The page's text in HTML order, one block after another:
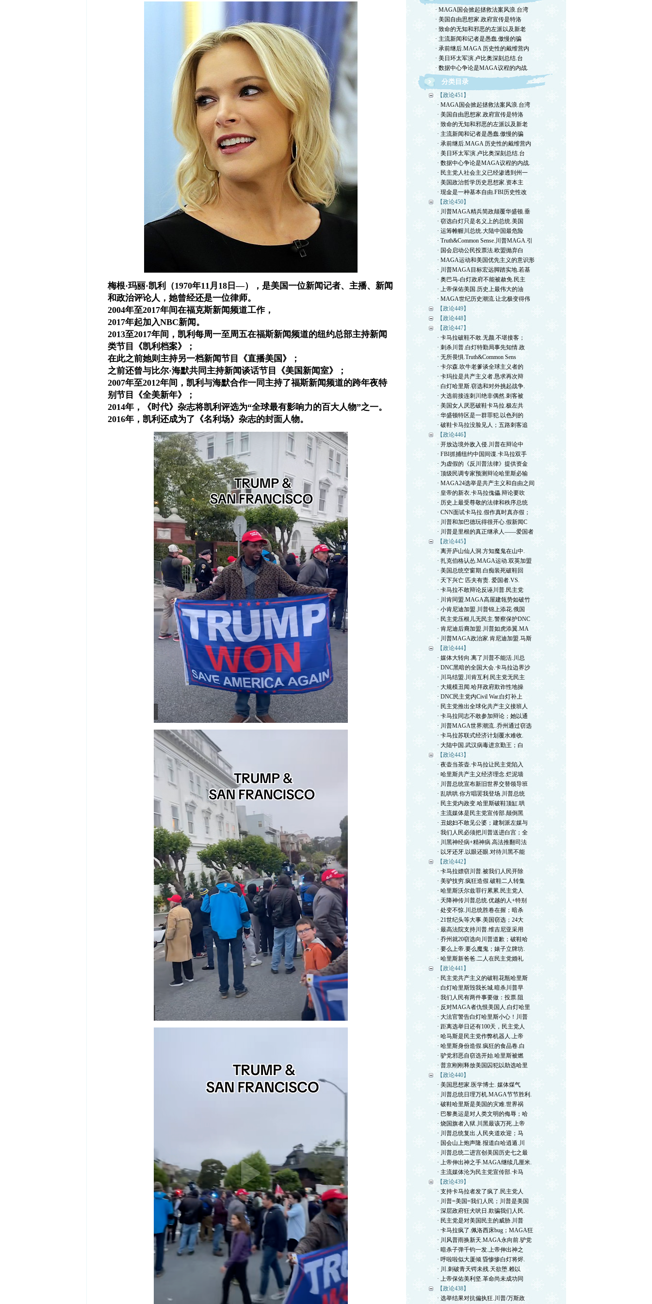
梅根·玛丽·凯利（1970年11月18日—），是美国一位新闻记者、主播、新闻
和政治评论人，她曾经还是一位律师。
2004年至2017年间在福克斯新闻频道工作，
2017年起加入NBC新闻。
2013至2017年间，凯利每周一至周五在福斯新闻频道的纽约总部主持新闻
类节目《凯利档案》；
在此之前她则主持另一档新闻节目《直播美国》；
之前还曾与比尔·海默共同主持新闻谈话节目《美国新闻室》；
2007年至2012年间，凯利与海默合作一同主持了福斯新闻频道的跨年夜特
别节目《全美新年》；
2014年，《时代》杂志将凯利评选为“全球最有影响力的百大人物”之一。
2016年，凯利还成为了《名利场》杂志的封面人物。
· MAGA国会掀起拯救法案风浪.台湾
· 美国自由思想家.政府宣传是特洛
· 致命的无知和邪恶的左派以及新老
· 主流新闻和记者是愚蠢.傲慢的骗
· 承前继后.MAGA 历史性的戴维营内
· 美日环太军演.卢比奥深刻总结.台
· 数据中心争论是MAGA议程的内战.
分类目录
【政论451】
· MAGA国会掀起拯救法案风浪.台湾
· 美国自由思想家.政府宣传是特洛
· 致命的无知和邪恶的左派以及新老
· 主流新闻和记者是愚蠢.傲慢的骗
· 承前继后.MAGA 历史性的戴维营内
· 美日环太军演.卢比奥深刻总结.台
· 数据中心争论是MAGA议程的内战.
· 民主党人社会主义已经渗透到州一
· 美国政治哲学历史思想家.资本主
· 现金是一种基本自由.FBI历史性改
【政论450】
· 川普MAGA精兵简政颠覆华盛顿.垂
· 窃选白灯只是名义上的总统.美国
· 运筹帷幄川总统.大陆中国最危险
· Truth&Common Sense.川普MAGA.引
· 国会启动公民投票法.欧盟抛弃白
· MAGA运动和美国优先主义的意识形
· 川普MAGA目标宏远脚踏实地.若基
· 奥巴马-白灯政府不能被赦免.民主
· 上帝保佑美国.历史上最伟大的油
· MAGA世纪历史潮流.让北极变得伟
【政论449】
【政论448】
【政论447】
· 卡马拉破鞋不敢.无颜.不堪接客；
· 刺杀川普.白灯特勤局事先知情.政
· 无所畏惧.Truth&Common Sens
· 卡尔森.吹牛老爹谈全球主义者的
· 卡玛拉是共产主义者.恳求再次辩
· 白灯哈里斯.窃选和对外挑起战争.
· 大选前接连刺川绝非偶然.刺客被
· 美国女人厌恶破鞋卡马拉.极左共
· 华盛顿特区是一群罪犯.以色列的
· 破鞋卡马拉没脸见人；五路刺客追
【政论446】
· 开放边境外敌入侵.川普在辩论中
· FBI抓捕纽约中国间谍.卡马拉双手
· 为虚假的《反川普法律》提供资金
· 顶级民调专家预测辩论哈里斯必输
· MAGA24选举是共产主义和自由之间
· 皇帝的新衣.卡马拉傀儡.辩论要吹
· 历史上最受尊敬的法律和秩序总统
· CNN面试卡马拉.假作真时真亦假；
· 川普和加巴德玩得很开心.假新闻C
· 川普是里根的真正继承人——爱国者
【政论445】
· 离开庐山仙人洞.方知魔鬼在山中.
· 扎克伯格认怂.MAGA运动.双英加盟
· 美国总统空窗期.白痴装死破鞋回
· 天下兴亡 匹夫有责. 爱国者.VS.
· 卡马拉不敢辩论反诬川普.民主党
· 川肯同盟.MAGA高屋建瓴势如破竹
· 小肯尼迪加盟.川普锦上添花.俄国
· 民主党压根儿无民主.警察保护DNC
· 肯尼迪后裔加盟.川普如虎添翼.MA
· 川普MAGA政治家.肯尼迪加盟.马斯
【政论444】
· 媒体大转向.离了川普不能活.川总
· DNC黑暗的全国大会.卡马拉边界沙
· 川马结盟.川肯互利.民主党无民主
· 大规模丑闻.哈拜政府欺诈性地操
· DNC民主党内Civil War.白灯补上
· 民主党推出全球化共产主义接班人
· 卡马拉同志不敢参加辩论；她以通
· 川普MAGA世界潮流..乔州通过窃选
· 卡马拉苏联式经济计划覆水难收.
· 大陆中国.武汉病毒进京勤王；白
【政论443】
· 夜壶当茶壶.卡马拉让民主党陷入
· 哈里斯共产主义经济理念.烂泥墙
· 川普总统宣布新旧世界交替领导班
· 乱哄哄.你方唱罢我登场.川普总统
· 民主党内政变.哈里斯破鞋顶缸.哄
· 主流媒体是民主党宣传部.颠倒黑
· 丑媳妇不敢见公婆；建制派左媒与
· 我们人民必须把川普送进白宫；全
· 川黑神经病+精神病.高法推翻司法
· 以牙还牙.以眼还眼.对待川黑不能
【政论442】
· 卡马拉嫖窃川普.被我们人民开除
· 美驴技穷.疯狂造假.破鞋二人转集
· 哈里斯沃尔兹罪行累累.民主党人
· 天降神传川普总统.优越的人+特别
· 处变不惊.川总统胜卷在握；暗杀
· 21世纪头等大事.美国窃选；24大
· 最高法院支持川普.维吉尼亚采用
· 乔州就20窃选向川普道歉；破鞋哈
· 要么上帝.要么魔鬼；婊子立牌坊.
· 哈里斯新爸爸.二人在民主党婚礼
【政论441】
· 民主党共产主义的破鞋花瓶哈里斯
· 白灯哈里斯毁我长城.暗杀川普早
· 我们人民有两件事要做：投票.阻
· 反对MAGA者仇恨美国人.白灯哈里
· 大法官警告白灯哈里斯小心！川普
· 距离选举日还有100天，民主党人
· 哈马斯是民主党作弊机器人.上帝
· 哈里斯身份造假.疯狂的食品卷.白
· 驴党邪恶自窃选开始.哈里斯被燃
· 普京刚刚释放美国囚犯以助选哈里
【政论440】
· 美国思想家.医学博士. 媒体煤气
· 川普总统日理万机.MAGA节节胜利.
· 破鞋哈里斯是美国的灾难.世界祸
· 巴黎奥运是对人类文明的侮辱；哈
· 烧国旗者入狱.川黑最该万死.上帝
· 川普总统复出.人民夹道欢迎；马
· 国会山上炮声隆.报道白哈逍遁.川
· 川普总统二进宫创美国历史七之最
· 上帝伸出神之手.MAGA继续几厘米.
· 主流媒体沦为民主党宣传部.卡马
【政论439】
· 支持卡马拉者发了疯了.民主党人
· 川普=美国=我们人民；川普是美国
· 深层政府狂犬吠日.欺骗我们人民.
· 民主党是对美国民主的威胁.川普
· 卡马拉疯了.佩洛西床bug；MAGA狂
· 川风普雨换新天.MAGA永向前.驴党
· 暗杀子弹千钧一发.上帝伸出神之
· 呼啦啦似大厦倾.昏惨惨白灯将烬.
· 川.刺破青天锷未残.天欲堕.赖以
· 上帝保佑美利坚.革命尚未成功同
【政论438】
· 选举结果对抗偏执狂.川普/万斯政